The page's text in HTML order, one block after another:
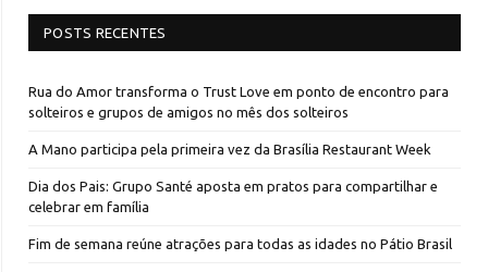
POSTS RECENTES
Rua do Amor transforma o Trust Love em ponto de encontro para
solteiros e grupos de amigos no mês dos solteiros
A Mano participa pela primeira vez da Brasília Restaurant Week
Dia dos Pais: Grupo Santé aposta em pratos para compartilhar e
celebrar em família
Fim de semana reúne atrações para todas as idades no Pátio Brasil